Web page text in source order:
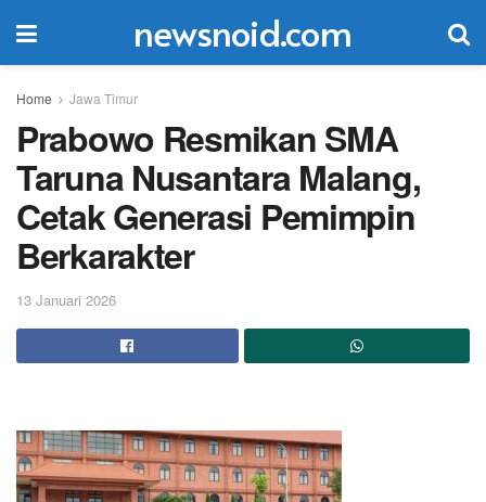
newsnoid.com
Home Jawa Timur
Prabowo Resmikan SMA
Taruna Nusantara Malang,
Cetak Generasi Pemimpin
Berkarakter
13 Januari 2026